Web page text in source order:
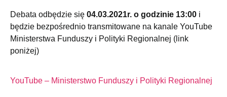
Debata odbędzie się 04.03.2021r. o godzinie 13:00 i
będzie bezpośrednio transmitowane na kanale YouTube
Ministerstwa Funduszy i Polityki Regionalnej (link
poniżej)
YouTube – Ministerstwo Funduszy i Polityki Regionalnej